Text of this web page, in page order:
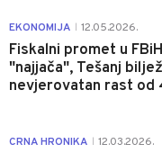
EKONOMIJA 12.05.2026.
Fiskalni promet u
"najjača", Tešanj
nevjerovatan rast od
CRNA HRONIKA 12.03.2026.